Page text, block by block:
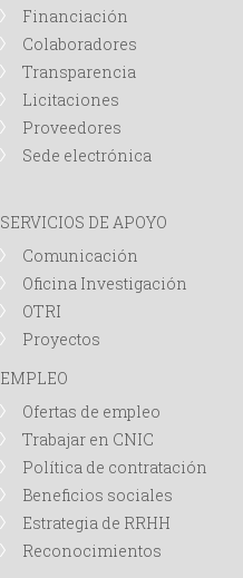
Financiación
Colaboradores
Transparencia
Licitaciones
Proveedores
Sede electrónica
SERVICIOS DE APOYO
Comunicación
Oficina Investigación
OTRI
Proyectos
EMPLEO
Ofertas de empleo
Trabajar en CNIC
Política de contratación
Beneficios sociales
Estrategia de RRHH
Reconocimientos